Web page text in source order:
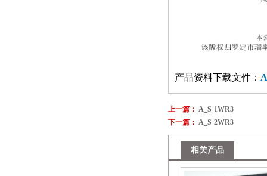
产品资料下载文件：
上一篇： A_S-1WR3
下一篇： A_S-2WR3
相关产品